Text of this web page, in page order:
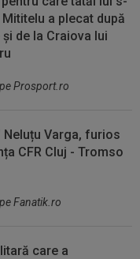
a plecat după
de la Craiova lui
Prosport.ro
Neluțu Varga, furios
CFR Cluj - Tromso
Fanatik.ro
care a